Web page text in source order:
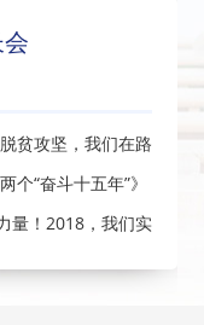
贫攻坚，我们在路
“奋斗十五年”》
量！2018，我们实